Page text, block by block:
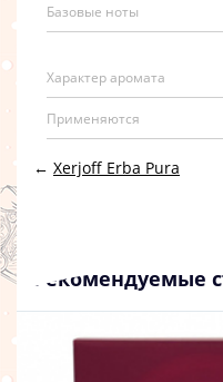
Базовые ноты
Характер аромата
Применяются
← Xerjoff Erba Pura
Рекомендуемые